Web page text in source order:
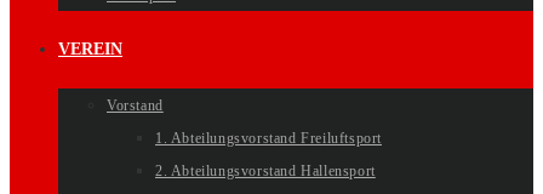
VEREIN
Vorstand
1. Abteilungsvorstand Freiluftsport
2. Abteilungsvorstand Hallensport